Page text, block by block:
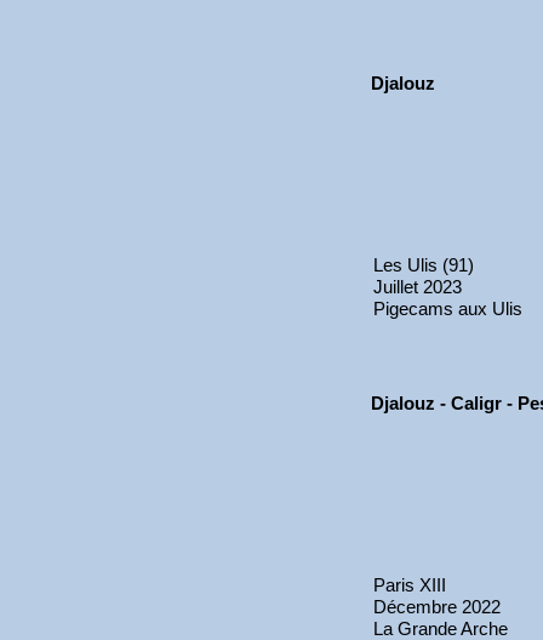
Djalouz
Les Ulis (91)
Juillet 2023
Pigecams aux Ulis
Djalouz - Caligr -
Paris XIII
Décembre 2022
La Grande Arche